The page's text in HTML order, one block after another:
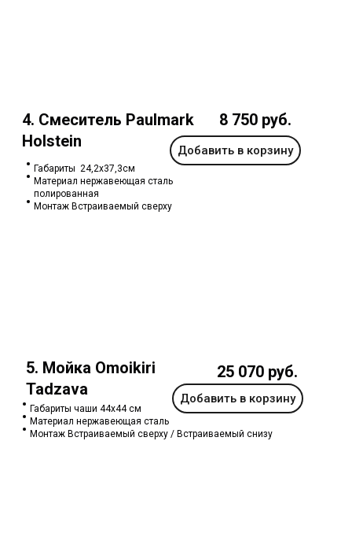
Добавить в корзину
8 750 руб.
Габариты 24,2х37,3см
Материал нержавеющая сталь
полированная
Монтаж Встраиваемый сверху
4. Смеситель Paulmark
Holstein
Добавить в корзину
25 070 руб.
Габариты чаши 44х44 см
Материал нержавеющая сталь
Монтаж Встраиваемый сверху / Встраиваемый снизу
5. Мойка Omoikiri
Tadzava